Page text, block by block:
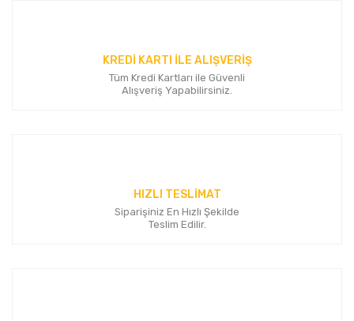
Ürün bilgilerinde hatalar bulunuyor.
Ürün fiyatı diğer sitelerden daha pahalı.
Gönder
KREDİ KARTI İLE ALIŞVERİŞ
Tüm Kredi Kartları ile Güvenli
Alışveriş Yapabilirsiniz.
HIZLI TESLİMAT
Siparişiniz En Hızlı Şekilde
Teslim Edilir.